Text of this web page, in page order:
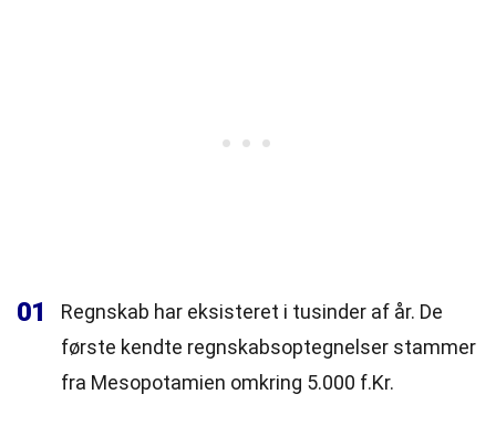
01
Regnskab har eksisteret i tusinder af år. De
første kendte regnskabsoptegnelser stammer
fra Mesopotamien omkring 5.000 f.Kr.